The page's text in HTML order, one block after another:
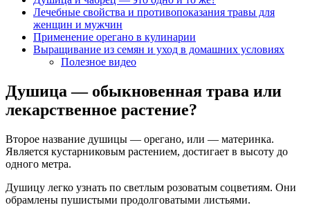
Лечебные свойства и противопоказания травы для
женщин и мужчин
Применение орегано в кулинарии
Выращивание из семян и уход в домашних условиях
Полезное видео
Душица — обыкновенная трава или
лекарственное растение?
Второе название душицы — орегано, или — материнка.
Является кустарниковым растением, достигает в высоту до
одного метра.
Душицу легко узнать по светлым розоватым соцветиям. Они
обрамлены пушистыми продолговатыми листьями.